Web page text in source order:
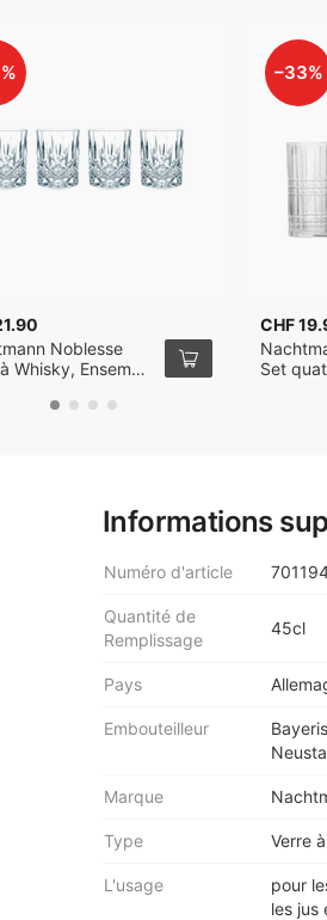
Informations
Numéro d'article
Quantité de
Remplissage
45cl
Pays
Embouteilleur
Marque
Type Verre
L'usage
pour
les jus
Noblesse
Whisky, Ensemble
–33%
CHF
Set